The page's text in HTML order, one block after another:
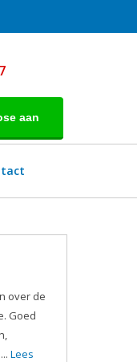
aan
over de
Goed
Lees